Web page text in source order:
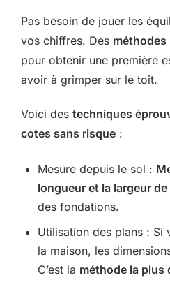
Pas besoin de jouer les
vos chiffres. Des
pour obtenir une première
avoir à grimper sur le toit.
Voici des techniques
cotes sans risque :
Mesure depuis le sol :
longueur et la largeur de
des fondations.
Utilisation des plans : Si
la maison, les
C’est la méthode la plus